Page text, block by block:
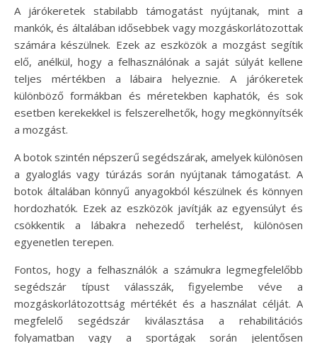
A járókeretek stabilabb támogatást nyújtanak, mint a
mankók, és általában idősebbek vagy mozgáskorlátozottak
számára készülnek. Ezek az eszközök a mozgást segítik
elő, anélkül, hogy a felhasználónak a saját súlyát kellene
teljes mértékben a lábaira helyeznie. A járókeretek
különböző formákban és méretekben kaphatók, és sok
esetben kerekekkel is felszerelhetők, hogy megkönnyítsék
a mozgást.
A botok szintén népszerű segédszárak, amelyek különösen
a gyaloglás vagy túrázás során nyújtanak támogatást. A
botok általában könnyű anyagokból készülnek és könnyen
hordozhatók. Ezek az eszközök javítják az egyensúlyt és
csökkentik a lábakra nehezedő terhelést, különösen
egyenetlen terepen.
Fontos, hogy a felhasználók a számukra legmegfelelőbb
segédszár típust válasszák, figyelembe véve a
mozgáskorlátozottság mértékét és a használat célját. A
megfelelő segédszár kiválasztása a rehabilitációs
folyamatban vagy a sportágak során jelentősen